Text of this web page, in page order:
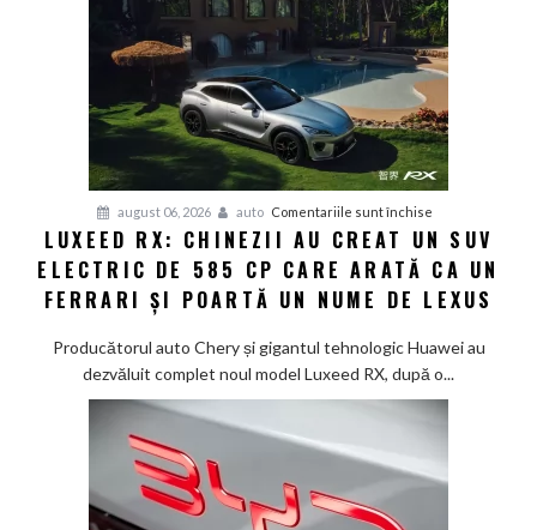
doar
12
minute:
lansează
noua
generație
Smart
în
China
august 06, 2026 auto Comentariile sunt închise
Luxeed
RX:
Chinezii
creat
LUXEED RX: CHINEZII AU CREAT UN SUV
ELECTRIC DE 585 CP CARE ARATĂ CA UN
FERRARI ȘI POARTĂ UN NUME DE LEXUS
Producătorul auto Chery și gigantul tehnologic Huawei au
dezvăluit complet noul model Luxeed RX, după o...